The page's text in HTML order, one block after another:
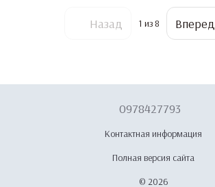
Назад 1 из 8 Вперед
0978427793
Контактная информация
Полная версия сайта
© 2026